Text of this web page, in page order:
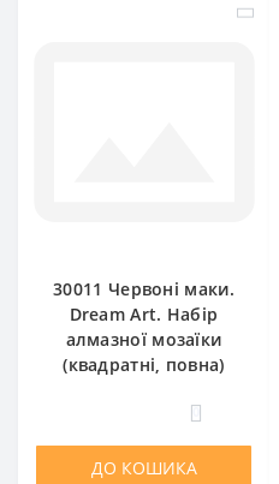
30011 Червоні маки.
Dream Art. Набір
алмазної мозаїки
(квадратні, повна)
0
ДО КОШИКА